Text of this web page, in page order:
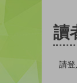
讀
請